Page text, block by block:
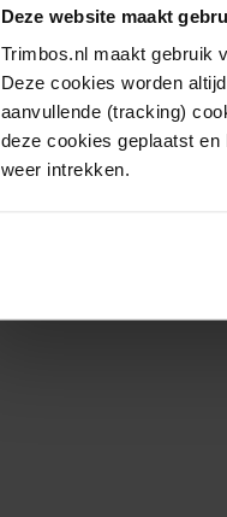
Deze website maakt
Trimbos.nl maakt gebruik
Deze cookies worden
aanvullende (tracking)
deze cookies geplaatst
weer intrekken.